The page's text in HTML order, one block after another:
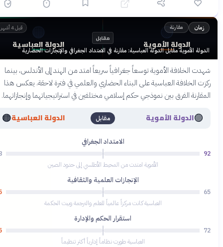
زمان مقارنة قبل 4 أشهر 🟣
الدولة الأموية مقابل 🟠
الدولة العباسية
الدولة الأموية مقابل الدولة العباسية: مقارنة في الامتداد الجغرافي والإنجازات الحضارية
شهدت الخلافة الأموية توسعاً جغرافياً سريعاً امتد من الهند إلى الأندلس، بينما
ركزت الخلافة العباسية على البناء الحضاري والعلمي في فترة لاحقة. يعكس هذا
المقارنة الفرق بين نموذجي حكم إسلامي مختلفين في استراتيجياتهما وإنجازاتهما.
الدولة الأموية مقابل الدولة العباسية🟠
الامتداد الجغرافي
الأموية امتدت من المحيط الأطلسي إلى حدود الصين
الإنجازات العلمية والثقافية
العباسية كانت مركزاً عالمياً للعلم والترجمة وبيت الحكمة
استقرار الحكم والإدارة
العباسية طورت نظاماً إدارياً أكثر تنظيماً